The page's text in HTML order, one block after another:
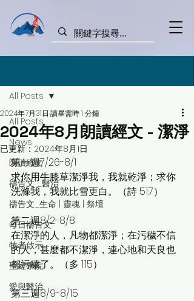
All Posts
News
朗讀經文
禱告文 _醫治
禱告文_生命 | 靈魂 | 祭壇
每日禱告文
牧者啟示
聖經學院
愛與醫治
All Posts
2024年8月朗讀經文 - 潔淨
2024年7月31日 讀畢需時 1 分鐘
已更新： 2024年8月1日
第一週7/26-8/1
求你用牛膝草潔淨我，我就乾淨；求你
洗滌我，我就比雪更白。（詩 51:7）
第二週8/2-8/8
在潔淨的人，凡物都潔淨；在污穢不信
的人，甚麼都不潔淨，連心地和天良也
都污穢了。（多 1:15）
第三週8/9-8/15